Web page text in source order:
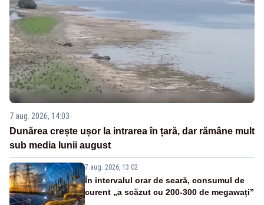
7 aug. 2026, 14:03
Dunărea crește ușor la intrarea în țară, dar rămâne mult
sub media lunii august
7 aug. 2026, 13:02
În intervalul orar de seară, consumul de
curent „a scăzut cu 200-300 de megawați”